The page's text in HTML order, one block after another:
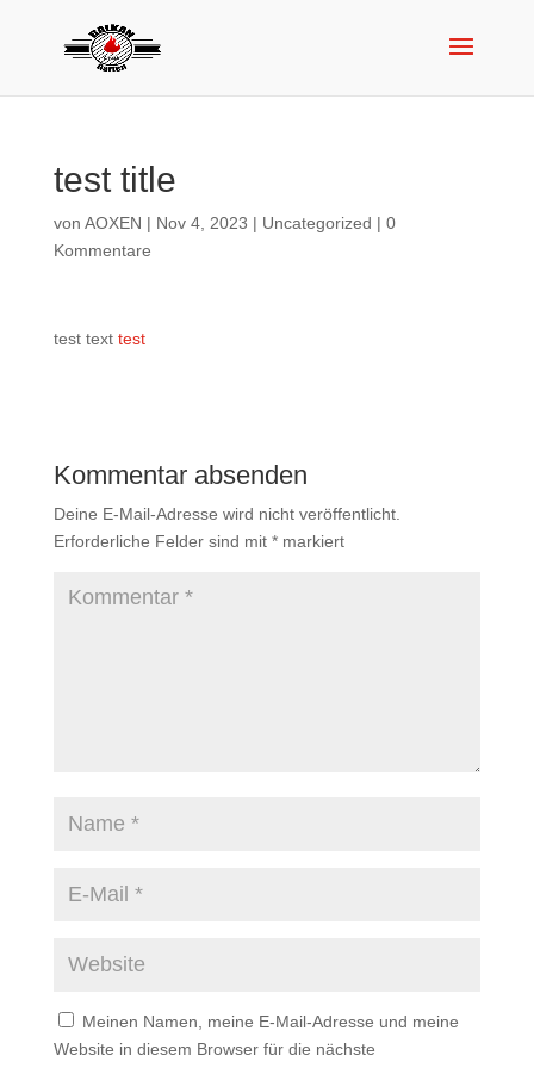
test title
von AOXEN | Nov 4, 2023 | Uncategorized | 0
Kommentare
test text test
Kommentar absenden
Deine E-Mail-Adresse wird nicht veröffentlicht.
Erforderliche Felder sind mit *markiert
Meinen Namen, meine E-Mail-Adresse und meine
Website in diesem Browser für die nächste